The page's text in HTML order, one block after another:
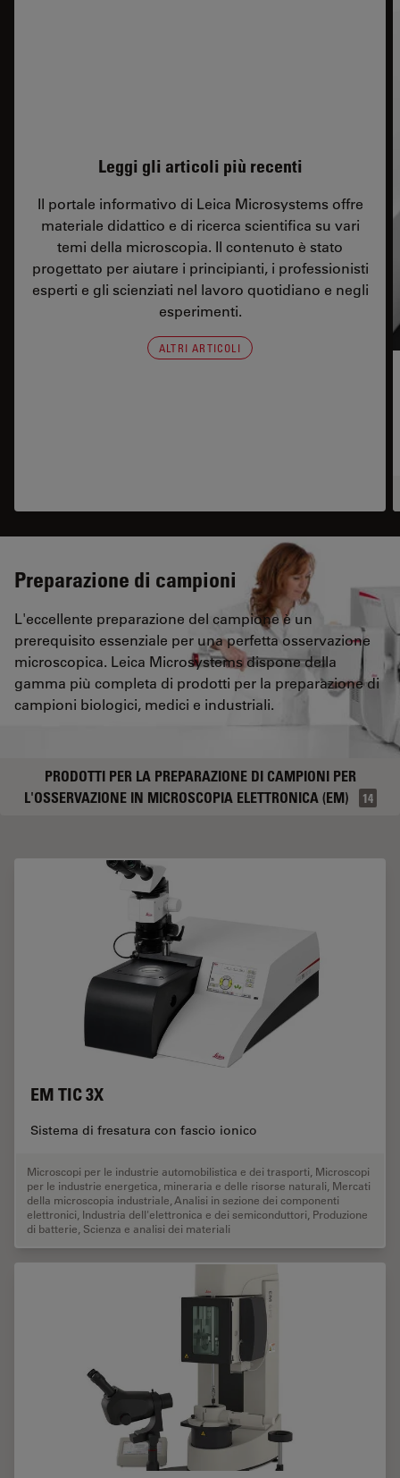
Leggi gli articoli più recenti
Il portale informativo di Leica Microsystems offre
materiale didattico e di ricerca scientifica su vari
temi della microscopia. Il contenuto è stato
progettato per aiutare i principianti, i professionisti
esperti e gli scienziati nel lavoro quotidiano e negli
esperimenti.
ALTRI ARTICOLI
Preparazione di campioni
L'eccellente preparazione del campione è un
prerequisito essenziale per una perfetta osservazione
microscopica. Leica Microsystems dispone della
gamma più completa di prodotti per la preparazione di
campioni biologici, medici e industriali.
PRODOTTI PER LA PREPARAZIONE DI CAMPIONI PER
L'OSSERVAZIONE IN MICROSCOPIA ELETTRONICA (EM)
14
EM TIC 3X
Sistema di fresatura con fascio ionico
Microscopi per le industrie automobilistica e dei trasporti Microscopi
per le industrie energetica, mineraria e delle risorse naturali Mercati
della microscopia industriale Analisi in sezione dei componenti
elettronici Industria dell'elettronica e dei semiconduttori Produzione
di batterie Scienza e analisi dei materiali